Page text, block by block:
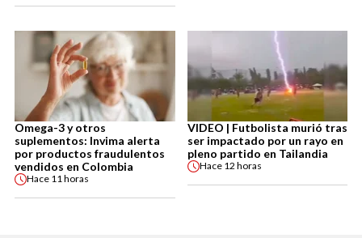
Omega-3 y otros
suplementos: Invima alerta
por productos fraudulentos
vendidos en Colombia
Hace 11 horas
VIDEO | Futbolista murió tras
ser impactado por un rayo en
pleno partido en Tailandia
Hace 12 horas